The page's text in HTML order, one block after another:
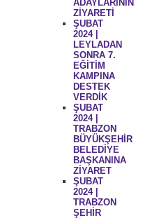
ADAYLARININ
ZİYARETİ
ŞUBAT
2024 |
LEYLADAN
SONRA 7.
EĞİTİM
KAMPINA
DESTEK
VERDİK
ŞUBAT
2024 |
TRABZON
BÜYÜKŞEHİR
BELEDİYE
BAŞKANINA
ZİYARET
ŞUBAT
2024 |
TRABZON
ŞEHİR